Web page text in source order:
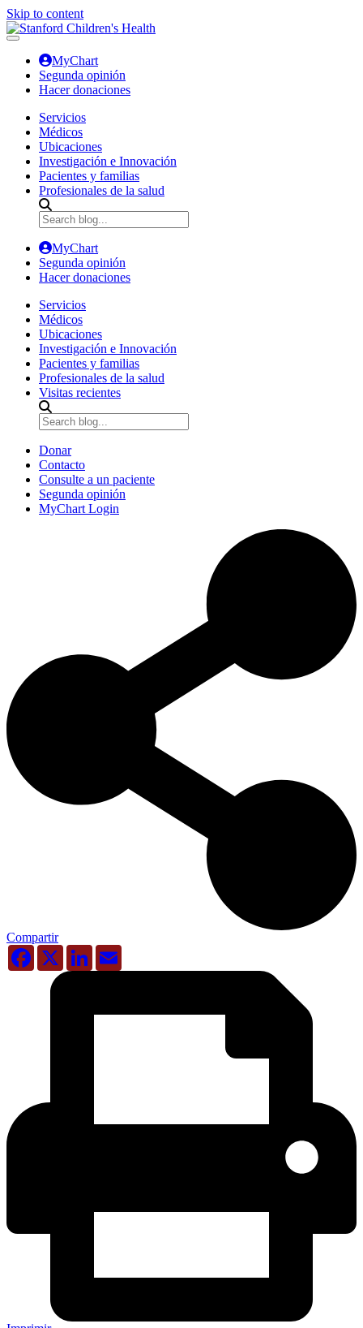
Skip to content
MyChart
Segunda opinión
Hacer donaciones
Servicios
Médicos
Ubicaciones
Investigación e Innovación
Pacientes y familias
Profesionales de la salud
MyChart
Segunda opinión
Hacer donaciones
Servicios
Médicos
Ubicaciones
Investigación e Innovación
Pacientes y familias
Profesionales de la salud
Visitas recientes
Donar
Contacto
Consulte a un paciente
Segunda opinión
MyChart Login
Compartir
Facebook
X LinkedIn